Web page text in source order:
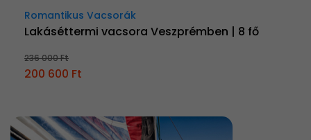
Romantikus Vacsorák
Lakáséttermi vacsora Veszprémben | 8 fő
236 000 Ft
200 600 Ft